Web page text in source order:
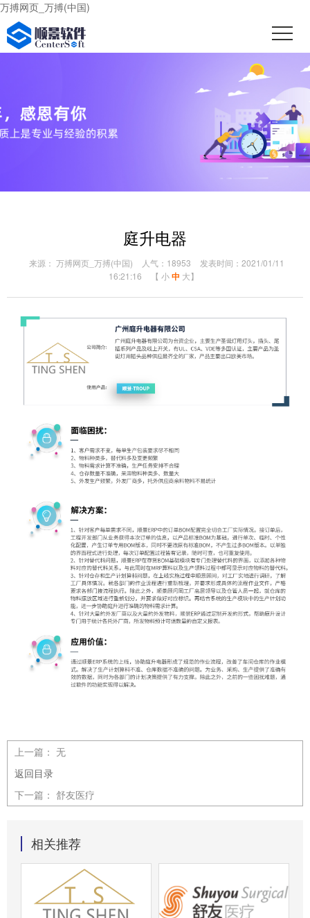
万搏网页_万搏(中国)
庭升电器
来源： 万搏网页_万搏(中国) 人气：18953
发表时间：2021/01/11
16:21:16
【 小 中 大】
上一篇： 无
返回目录
下一篇： 舒友医疗
相关推荐